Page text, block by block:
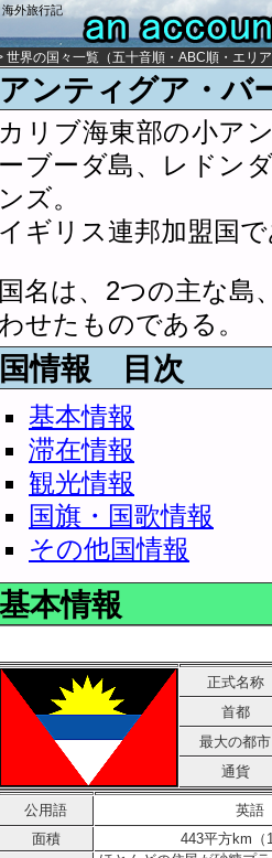
外旅行記
世界の国々一覧 （五十音順 ・ ABC順 ・ エリ
アンティグア・バ
カリブ海東部の小ア
ーブーダ島、レドン
ンズ。
イギリス連邦加盟国
国名は、2つの主な島
わせたものである。
国情報 目次
基本情報
滞在情報
観光情報
国旗・国歌情報
その他国情報
基本情報
正式名称
首都
最大の都市
通貨
公用語
英語
面積
443平方km（